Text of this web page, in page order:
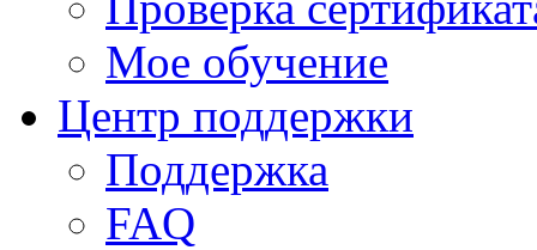
Мое обучение
Центр поддержки
Поддержка
FAQ